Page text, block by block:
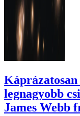
legnagyobb
James Webb